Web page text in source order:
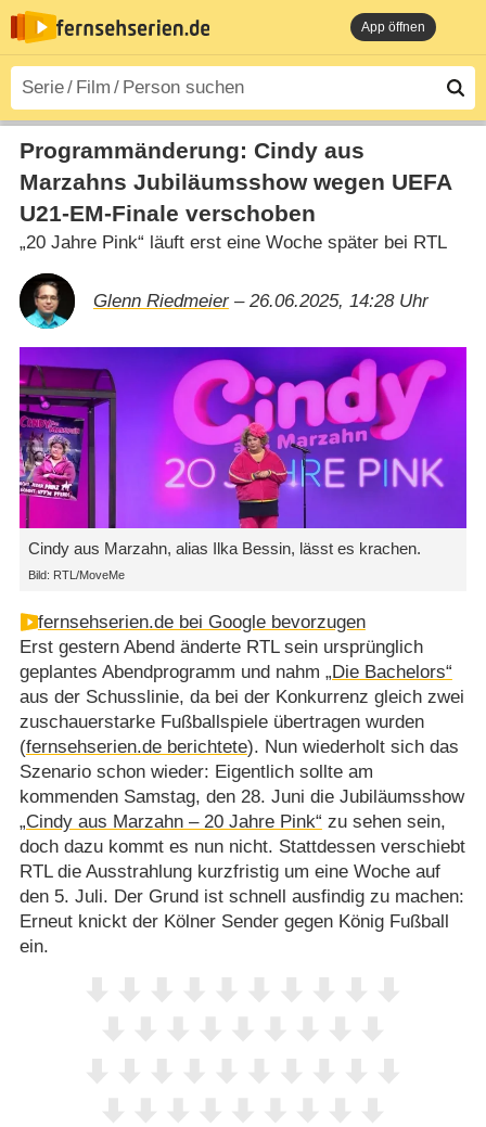
App öffnen
Programmänderung: Cindy aus
Marzahns Jubiläumsshow wegen UEFA
U21-EM-Finale verschoben
„20 Jahre Pink“ läuft erst eine Woche später bei RTL
Glenn Riedmeier– 26.06.2025, 14:28 Uhr
Cindy aus Marzahn, alias Ilka Bessin, lässt es krachen.
Bild: RTL/MoveMe
fernsehserien.de bei Google bevorzugen
Erst gestern Abend änderte RTL sein ursprünglich
geplantes Abendprogramm und nahm „Die Bachelors“
aus der Schusslinie, da bei der Konkurrenz gleich zwei
zuschauerstarke Fußballspiele übertragen wurden
(fernsehserien.de berichtete). Nun wiederholt sich das
Szenario schon wieder: Eigentlich sollte am
kommenden Samstag, den 28. Juni die Jubiläumsshow
„Cindy aus Marzahn – 20 Jahre Pink“ zu sehen sein,
doch dazu kommt es nun nicht. Stattdessen verschiebt
RTL die Ausstrahlung kurzfristig um eine Woche auf
den 5. Juli. Der Grund ist schnell ausfindig zu machen:
Erneut knickt der Kölner Sender gegen König Fußball
ein.